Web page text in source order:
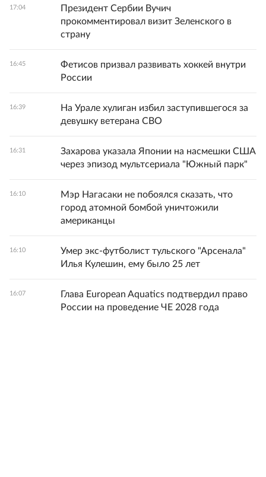
17:04
Президент Сербии Вучич
прокомментировал визит Зеленского в
страну
16:45
Фетисов призвал развивать хоккей внутри
России
16:39
На Урале хулиган избил заступившегося за
девушку ветерана СВО
16:31
Захарова указала Японии на насмешки США
через эпизод мультсериала "Южный парк"
16:10
Мэр Нагасаки не побоялся сказать, что
город атомной бомбой уничтожили
американцы
16:10
Умер экс-футболист тульского "Арсенала"
Илья Кулешин, ему было 25 лет
16:07
Глава European Aquatics подтвердил право
России на проведение ЧЕ 2028 года